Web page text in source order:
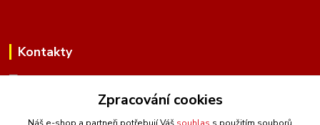
Kontakty
(Po-Pá, 10 - 16 hod.)
Zpracování cookies